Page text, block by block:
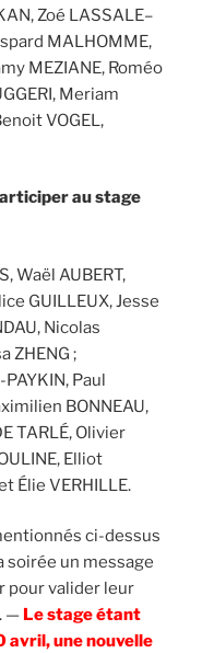
Zoé LASSALE–
MALHOMME,
MEZIANE, Roméo
Meriam
VOGEL,
au stage
Waël AUBERT,
GUILLEUX, Jesse
Nicolas
ZHENG ;
PAYKIN, Paul
BONNEAU,
TARLÉ, Olivier
Elliot
Élie VERHILLE.
ci-dessus
soirée un message
pour valider leur
— Le stage étant
avril, une nouvelle